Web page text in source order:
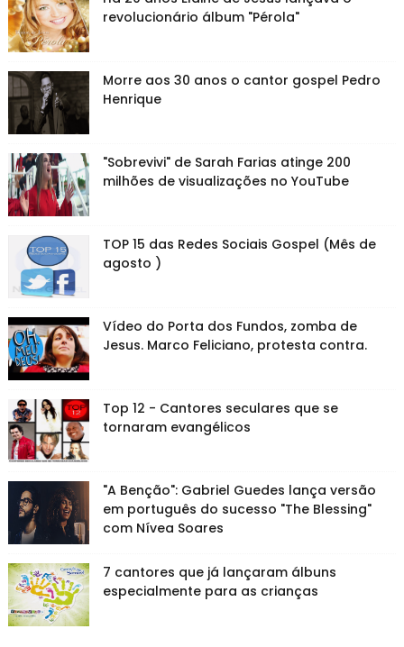
revolucionário álbum "Pérola"
Morre aos 30 anos o cantor gospel Pedro
Henrique
"Sobrevivi" de Sarah Farias atinge 200
milhões de visualizações no YouTube
TOP 15 das Redes Sociais Gospel (Mês de
agosto )
Vídeo do Porta dos Fundos, zomba de
Jesus. Marco Feliciano, protesta contra.
Top 12 - Cantores seculares que se
tornaram evangélicos
"A Benção": Gabriel Guedes lança versão
em português do sucesso "The Blessing"
com Nívea Soares
7 cantores que já lançaram álbuns
especialmente para as crianças